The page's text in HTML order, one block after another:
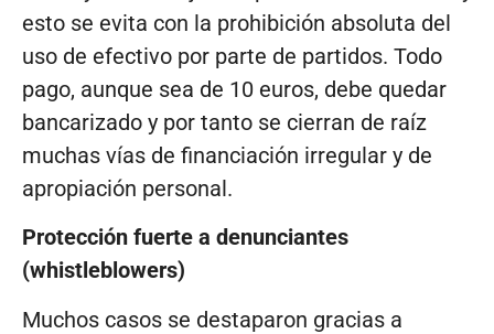
esto se evita con la prohibición absoluta del
uso de efectivo por parte de partidos. Todo
pago, aunque sea de 10 euros, debe quedar
bancarizado y por tanto se cierran de raíz
muchas vías de financiación irregular y de
apropiación personal.
Protección fuerte a denunciantes
(whistleblowers)
Muchos casos se destaparon gracias a